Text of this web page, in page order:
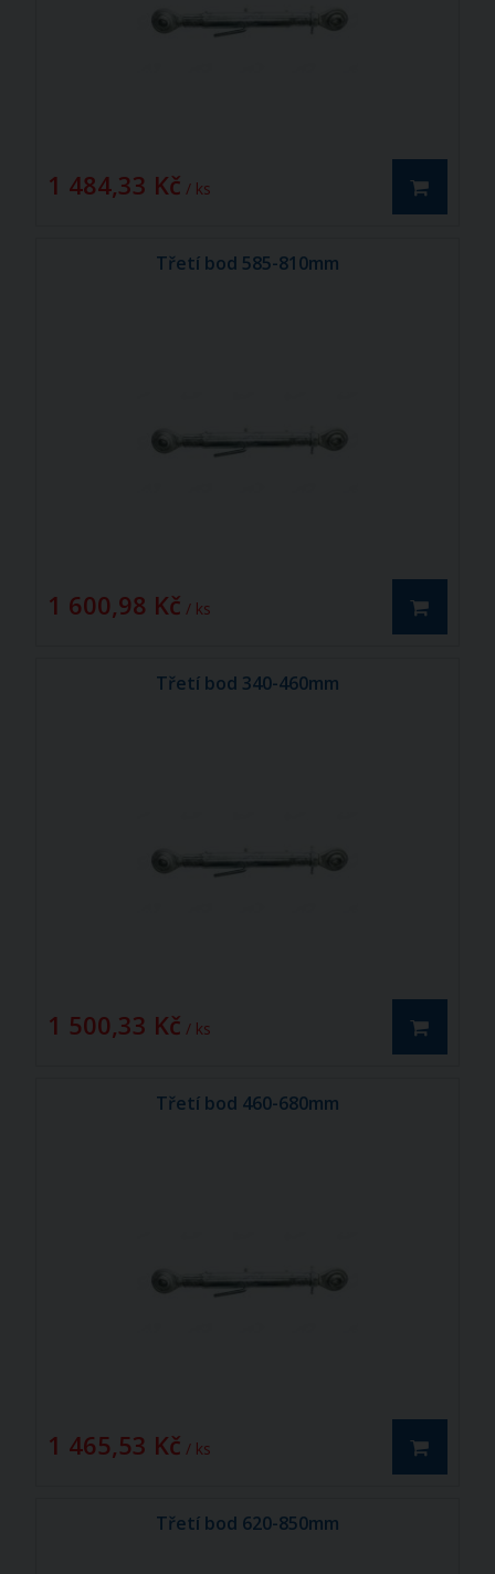
1 484,33 Kč / ks
Třetí bod 585-810mm
1 600,98 Kč / ks
Třetí bod 340-460mm
1 500,33 Kč / ks
Třetí bod 460-680mm
1 465,53 Kč / ks
Třetí bod 620-850mm